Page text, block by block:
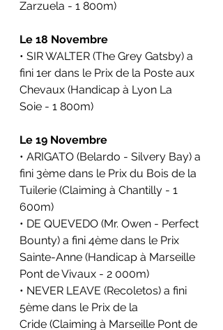
Zarzuela - 1 800m)
Le 18 Novembre
• SIR WALTER (The Grey Gatsby) a
fini 1er dans le Prix de la Poste aux
Chevaux (Handicap à Lyon La
Soie - 1 800m)
Le 19 Novembre
• ARIGATO (Belardo - Silvery Bay) a
fini 3ème dans le Prix du Bois de la
Tuilerie (Claiming à Chantilly - 1
600m)
• DE QUEVEDO (Mr. Owen - Perfect
Bounty) a fini 4ème dans le Prix
Sainte-Anne (Handicap à Marseille
Pont de Vivaux - 2 000m)
• NEVER LEAVE (Recoletos) a fini
5ème dans le Prix de la
Cride (Claiming à Marseille Pont de